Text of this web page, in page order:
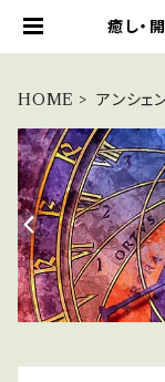
癒し
HOME アンシェ